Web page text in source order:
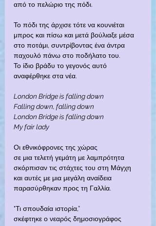
από το πελώριο της πόδι.
Το πόδι της άρχισε τότε να κουνιέται
μπρος και πίσω και μετά βούλιαξε μέσα
στο ποτάμι, συντρίβοντας ένα άντρα
παχουλό πάνω στο ποδήλατο του.
Το ίδιο βράδυ το γεγονός αυτό
αναφέρθηκε στα νέα.
London Bridge is falling down
Falling down, falling down
London Bridge is falling down
My fair lady
Οι εθνικόφρονες της χώρας
σε μια τελετή γεμάτη με λαμπρότητα
σκόρπισαν τις στάχτες του στη Μάγχη
και αυτές με μια μεγάλη αναίδεια
παρασύρθηκαν προς τη Γαλλία.
"Τι σπουδαία ιστορία,”
σκέφτηκε ο νεαρός δημοσιογράφος